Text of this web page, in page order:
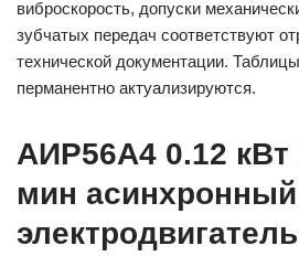
виброскорость, допуски
зубчатых передач соответствуют
технической документации.
перманентно актуализируются.
АИР56А4 0.12 кВт
мин асинхронный
электродвигатель